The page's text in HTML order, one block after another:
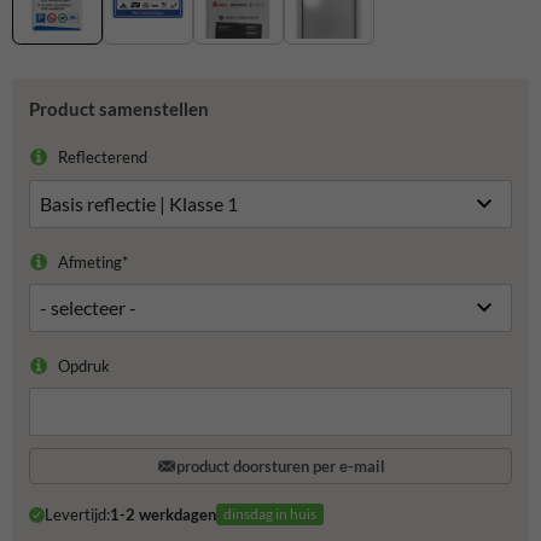
Product samenstellen
Reflecterend
Afmeting*
Opdruk
product doorsturen per e-mail
Levertijd:1-2 werkdagen dinsdag in huis